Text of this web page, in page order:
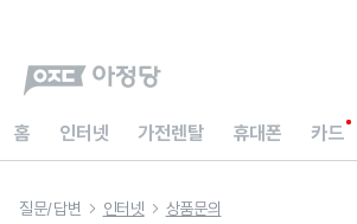
홈 인터넷 가전렌탈 휴대폰 카드
질문/답변  인터넷  상품문의